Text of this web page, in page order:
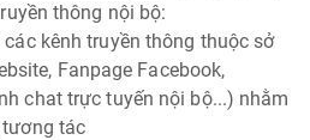
thông nội bộ:
kênh truyền thông thuộc sở
Fanpage Facebook,
chat trực tuyến nội bộ...) nhằm
tác